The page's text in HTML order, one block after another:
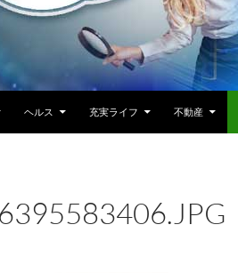
ヘルス 充実ライフ 不動産